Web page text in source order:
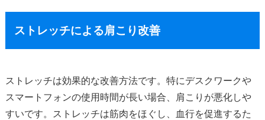
ストレッチによる肩こり改善
ストレッチは効果的な改善方法です。特にデスクワークや
スマートフォンの使用時間が長い場合、肩こりが悪化しや
すいです。ストレッチは筋肉をほぐし、血行を促進するた